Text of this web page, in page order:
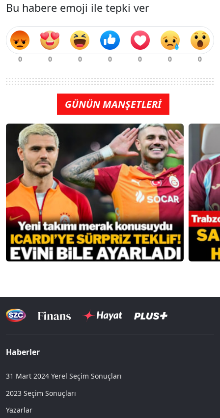
Bu habere emoji ile tepki ver
GÜNÜN MANŞETLERİ
Haberler
31 Mart 2024 Yerel Seçim Sonuçları
2023 Seçim Sonuçları
Yazarlar